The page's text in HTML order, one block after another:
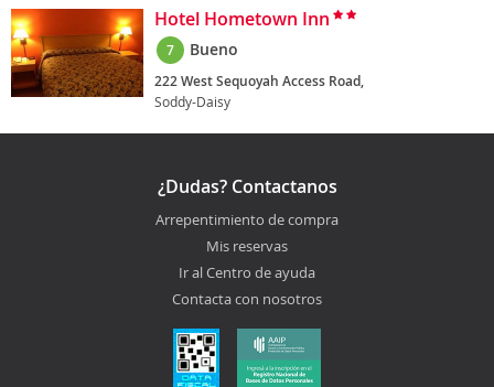
Hotel Hometown Inn
7 Bueno
222 West Sequoyah Access Road,
Soddy-Daisy
¿Dudas? Contactanos
Arrepentimiento de compra
Mis reservas
Ir al Centro de ayuda
Contacta con nosotros